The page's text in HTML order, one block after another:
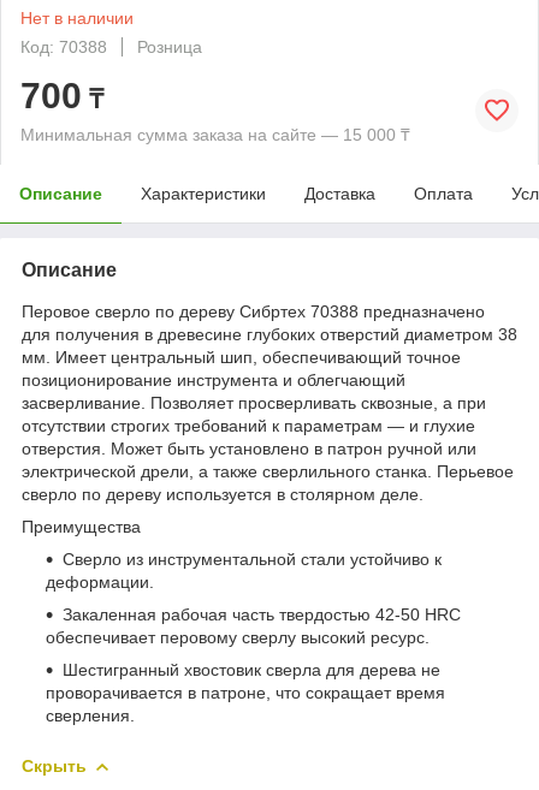
Нет в наличии
Код: 70388
Розница
700 ₸
Минимальная сумма заказа на сайте — 15 000 ₸
Описание Характеристики Доставка Оплата
Описание
Перовое сверло по дереву Сибртех 70388 предназначено
для получения в древесине глубоких отверстий диаметром 38
мм. Имеет центральный шип, обеспечивающий точное
позиционирование инструмента и облегчающий
засверливание. Позволяет просверливать сквозные, а при
отсутствии строгих требований к параметрам — и глухие
отверстия. Может быть установлено в патрон ручной или
электрической дрели, а также сверлильного станка. Перьевое
сверло по дереву используется в столярном деле.
Преимущества
Сверло из инструментальной стали устойчиво к
деформации.
Закаленная рабочая часть твердостью 42-50 HRC
обеспечивает перовому сверлу высокий ресурс.
Шестигранный хвостовик сверла для дерева не
проворачивается в патроне, что сокращает время
сверления.
Скрыть